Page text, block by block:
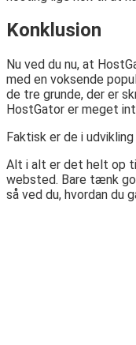
Konklusion
Nu ved du nu, at
med en voksende
de tre grunde, der er
HostGator er meget
Faktisk er de i
Alt i alt er det helt op
websted. Bare tænk
så ved du, hvordan du